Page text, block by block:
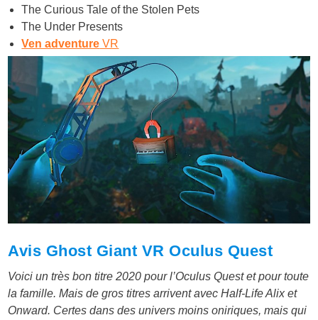
The Curious Tale of the Stolen Pets
The Under Presents
Ven adventure VR
Avis Ghost Giant VR Oculus Quest
Voici un très bon titre 2020 pour l’Oculus Quest et pour toute
la famille. Mais de gros titres arrivent avec Half-Life Alix et
Onward. Certes dans des univers moins oniriques, mais qui